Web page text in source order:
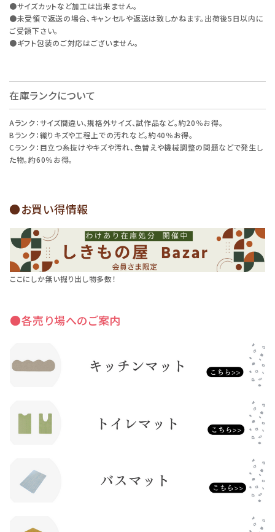
●サイズカットなど加工は出来ません。
●未受領で返送の場合、キャンセルや返送は致しかねます。出荷後5日以内に
ご受領下さい。
●ギフト包装のご対応はございません。
在庫ランクについて
Aランク：サイズ間違い、規格外サイズ、試作品など。約20％お得。
Bランク：織りキズや工程上での汚れなど。約40％お得。
Cランク：目立つ糸抜けやキズや汚れ、色替えや機械調整の問題などで発生し
た物。約60％お得。
●お買い得情報
ここにしか無い掘り出し物多数！
●各売り場へのご案内